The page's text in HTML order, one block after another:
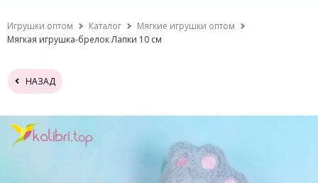
Игрушки оптом Каталог
Мягкие игрушки оптом
Мягкая игрушка-брелок Лапки 10 см
НАЗАД